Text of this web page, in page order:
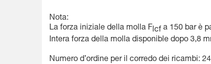
Nota:
La forza iniziale della molla Flcf a 150 bar è
Intera forza della molla disponible dopo 3,8
Numero d’ordine per il corredo dei ricambi: